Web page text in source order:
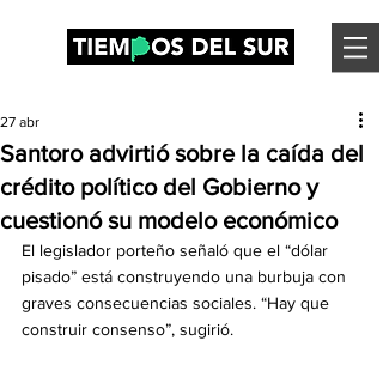
Santoro advirtió sobre la caída del
crédito político del Gobierno y
cuestionó su modelo económico
27 abr
El legislador porteño señaló que el “dólar
pisado” está construyendo una burbuja con
graves consecuencias sociales. “Hay que
construir consenso”, sugirió.